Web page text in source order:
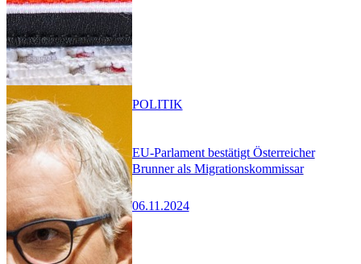
EU-Parlament bestätigt Österreicher
Brunner als Migrationskommissar
06.11.2024
POLITIK